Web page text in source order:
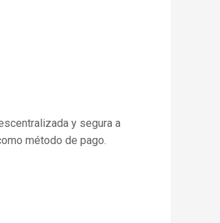
y segura a
método de pago.